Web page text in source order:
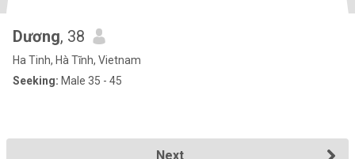
Dương, 38
Ha Tinh, Hà Tĩnh, Vietnam
Seeking: Male 35 - 45
Next